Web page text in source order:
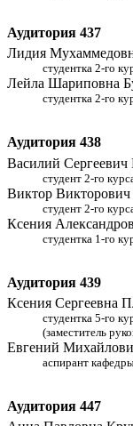
Аудитория 437
Лидия
студентка 2-го
Лейла Шариповна
студентка 2-го
Аудитория 438
Василий Сергеевич
студент 2-го
Виктор
студент 2-го
Ксения
студентка 1-го
Аудитория 439
Ксения Сергеевна
студентка 5-го
(заместитель
Евгений
аспирант
Аудитория 447